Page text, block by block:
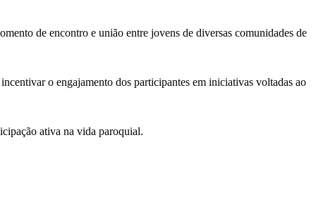
de encontro e união entre jovens de diversas comunidades de
o engajamento dos participantes em iniciativas voltadas ao
ativa na vida paroquial.